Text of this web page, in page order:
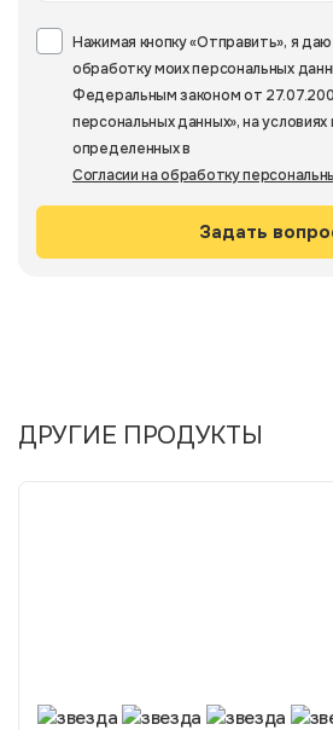
Нажимая кнопку «Отправить», я
обработку моих персональных
Федеральным законом от
персональных данных», на условиях
определенных в
Согласии на обработку
ДРУГИЕ ПРОДУКТЫ